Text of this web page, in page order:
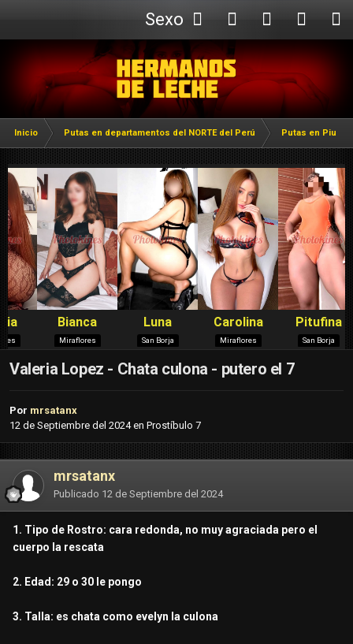
Sexo
Webcam
Inicio Putas en departamentos del NORTE del Perú Putas en Piura
Valeria Lopez - Chata culona - putero el 7
Por mrsatanx
12 de Septiembre del 2024en Prostíbulo 7
mrsatanx
Publicado 12 de Septiembre del 2024
1. Tipo de Rostro: cara redonda, no muy agraciada pero el
cuerpo la rescata
2. Edad: 29 o 30 le pongo
3. Talla: es chata como evelyn la culona